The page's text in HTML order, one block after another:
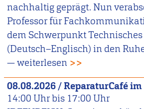
nachhaltig geprägt. Nun
Professor für
dem Schwerpunkt
(Deutsch–Englisch) in den
— weiterlesen >>
08.08.2026/ReparaturCafé im
14:00 Uhr bis 17:00 Uhr